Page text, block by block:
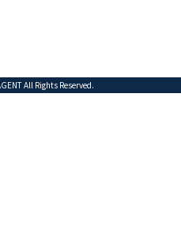
All Rights Reserved.